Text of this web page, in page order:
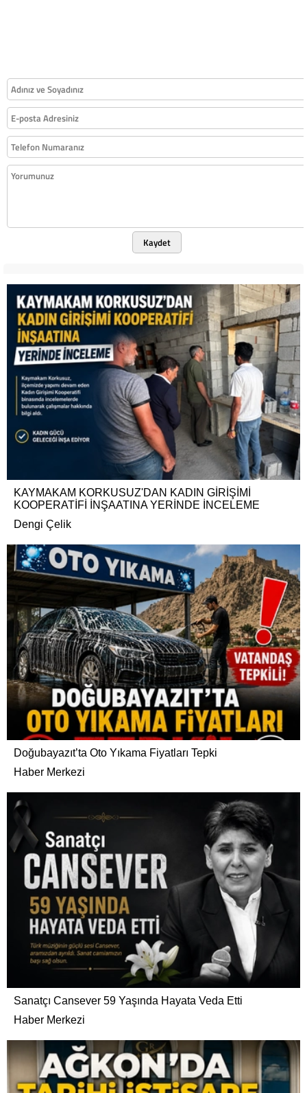
Kaydet
KAYMAKAM KORKUSUZ'DAN KADIN GİRİŞİMİ
KOOPERATİFİ İNŞAATINA YERİNDE İNCELEME
Dengi Çelik
Doğubayazıt’ta Oto Yıkama Fiyatları Tepki
Haber Merkezi
Sanatçı Cansever 59 Yaşında Hayata Veda Etti
Haber Merkezi